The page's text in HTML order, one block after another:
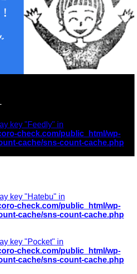
key "Feedly" in
check.com/public_html/wp-
cache/sns-count-cache.php
key "Hatebu" in
check.com/public_html/wp-
cache/sns-count-cache.php
key "Pocket" in
check.com/public_html/wp-
cache/sns-count-cache.php